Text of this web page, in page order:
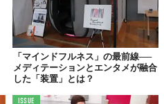
「マインドフルネス」の最前線──
メディテーションとエンタメが融合
した「装置」とは？
ISSUE